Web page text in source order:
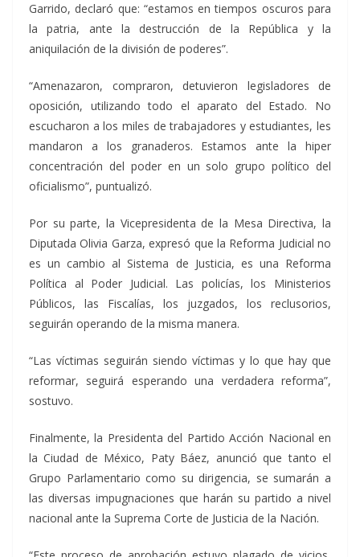
Garrido, declaró que: “estamos en tiempos oscuros para
la patria, ante la destrucción de la República y la
aniquilación de la división de poderes”.
“Amenazaron, compraron, detuvieron legisladores de
oposición, utilizando todo el aparato del Estado. No
escucharon a los miles de trabajadores y estudiantes, les
mandaron a los granaderos. Estamos ante la hiper
concentración del poder en un solo grupo político del
oficialismo”, puntualizó.
Por su parte, la Vicepresidenta de la Mesa Directiva, la
Diputada Olivia Garza, expresó que la Reforma Judicial no
es un cambio al Sistema de Justicia, es una Reforma
Política al Poder Judicial. Las policías, los Ministerios
Públicos, las Fiscalías, los juzgados, los reclusorios,
seguirán operando de la misma manera.
“Las víctimas seguirán siendo víctimas y lo que hay que
reformar, seguirá esperando una verdadera reforma”,
sostuvo.
Finalmente, la Presidenta del Partido Acción Nacional en
la Ciudad de México, Paty Báez, anunció que tanto el
Grupo Parlamentario como su dirigencia, se sumarán a
las diversas impugnaciones que harán su partido a nivel
nacional ante la Suprema Corte de Justicia de la Nación.